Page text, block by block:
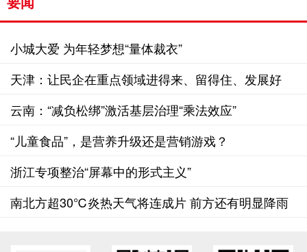
小城大爱 为年轻梦想“量体裁衣”
天津：让民企在重点领域进得来、留得住、发展好
云南：“减负松绑”激活基层治理“乘法效应”
“儿童食品”，是营养升级还是营销游戏？
浙江专项整治“屏幕中的形式主义”
南北方超30℃炎热天气将连成片 前方还有明显降雨